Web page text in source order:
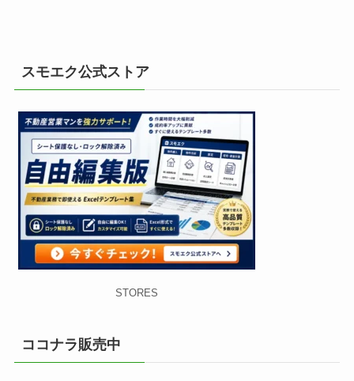
スモエク公式ストア
STORES
ココナラ販売中